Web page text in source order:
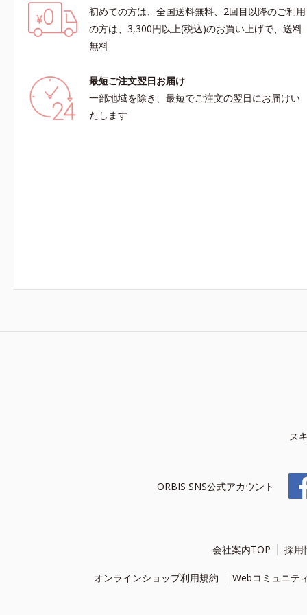
初めての方は、全国送料無料、2回目以降のご利用
の方は、3,300円以上(税込)のお買い上げで、送料
無料
最短ご注文翌日お届け
一部地域を除き、最短でご注文の翌日にお届けい
たします
ス
ORBIS SNS公式アカウント
会社案内TOP 採用
オンラインショップ利用規約 Webコミュニテ